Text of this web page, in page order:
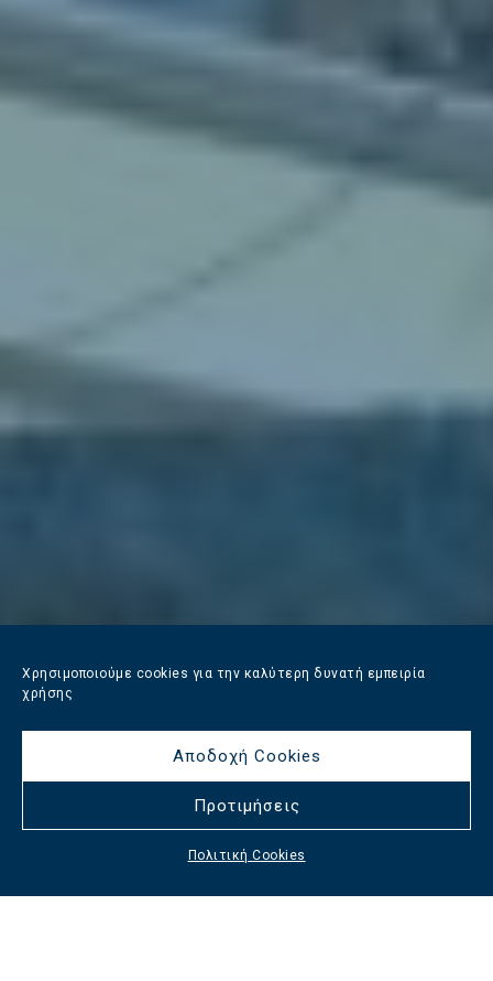
Χρησιμοποιούμε cookies για την καλύτερη δυνατή εμπειρία
χρήσης
Αποδοχή Cookies
Προτιμήσεις
Πολιτική Cookies